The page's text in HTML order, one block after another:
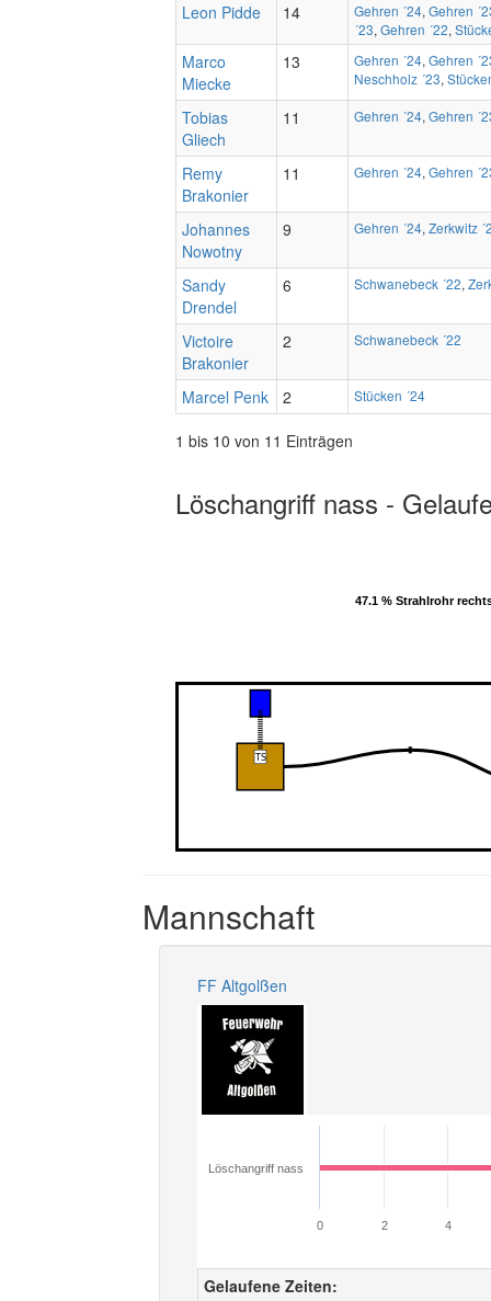
Leon Pidde 14 Gehren ´24, Gehren
´23, Gehren ´22,
Marco
Miecke
13 Gehren ´24, Gehren
Neschholz ´23,
Tobias
Gliech
11 Gehren ´24, Gehren
Remy
Brakonier
11 Gehren ´24, Gehren
Johannes
Nowotny
9 Gehren ´24, Zerkwitz
Sandy
Drendel
6 Schwanebeck ´22,
Victoire
Brakonier
2 Schwanebeck ´22
Marcel Penk 2 Stücken ´24
1 bis 10 von 11 Einträgen
Löschangriff nass -
47.1 % Strahlrohr
47.1 % Strahlrohr
Mannschaft
FF Altgolßen
Löschangriff nass
0 2 4
Gelaufene Zeiten: